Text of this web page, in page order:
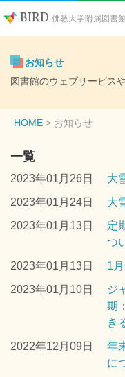
BIRD 佛教大学附属図書
お知らせ
図書館のウェブサービス
HOME お知らせ
一覧
2023年01月26日
大
2023年01月24日
大
2023年01月13日
定
つ
2023年01月13日
1
2023年01月10日
ジ
期
き
2022年12月09日
年
に